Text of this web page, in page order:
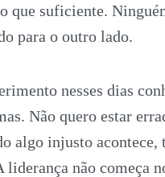
que suficiente.
para o outro lado.
nesses dias
Não quero estar
algo injusto
não começa